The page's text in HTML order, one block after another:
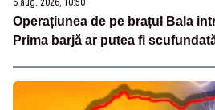
Operațiunea de pe brațul Bala
Prima barjă ar putea fi